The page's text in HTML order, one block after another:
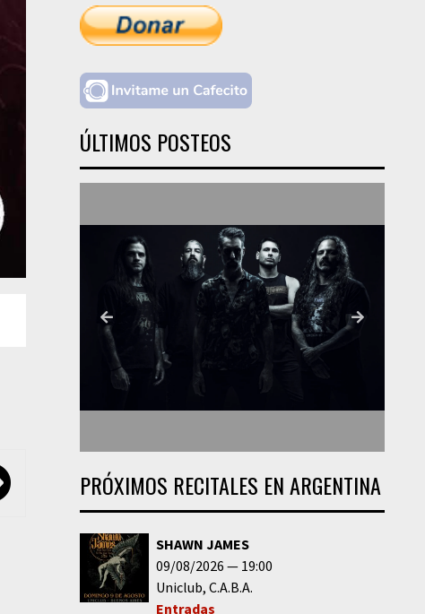
ÚLTIMOS POSTEOS
PRÓXIMOS RECITALES EN ARGENTINA
SHAWN JAMES
09/08/2026
19:00
Uniclub C.A.B.A.
Entradas